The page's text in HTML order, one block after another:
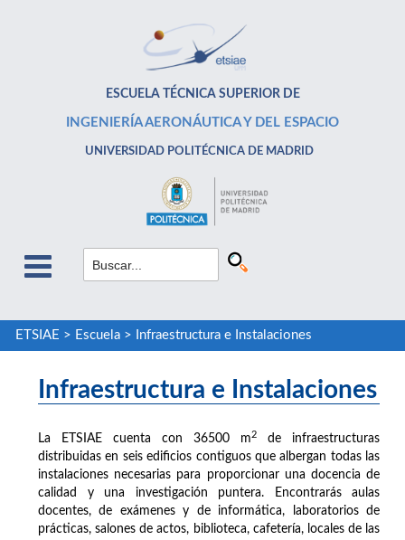
ESCUELA TÉCNICA SUPERIOR DE
INGENIERÍA AERONÁUTICA Y DEL ESPACIO
UNIVERSIDAD POLITÉCNICA DE MADRID
ETSIAE > Escuela> Infraestructura e Instalaciones
Infraestructura e Instalaciones
La ETSIAE cuenta con 36500 m2
de infraestructuras
distribuidas en seis edificios contiguos que albergan todas las
instalaciones necesarias para proporcionar una docencia de
calidad y una investigación puntera. Encontrarás aulas
docentes, de exámenes y de informática, laboratorios de
prácticas, salones de actos, biblioteca, cafetería, locales de las